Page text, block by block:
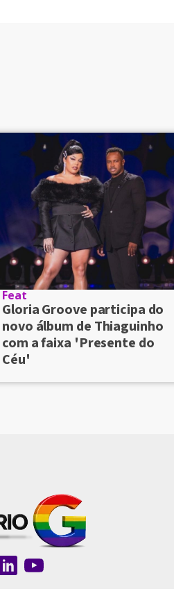
Feat
Gloria Groove participa do
novo álbum de Thiaguinho
com a faixa 'Presente do
Céu'